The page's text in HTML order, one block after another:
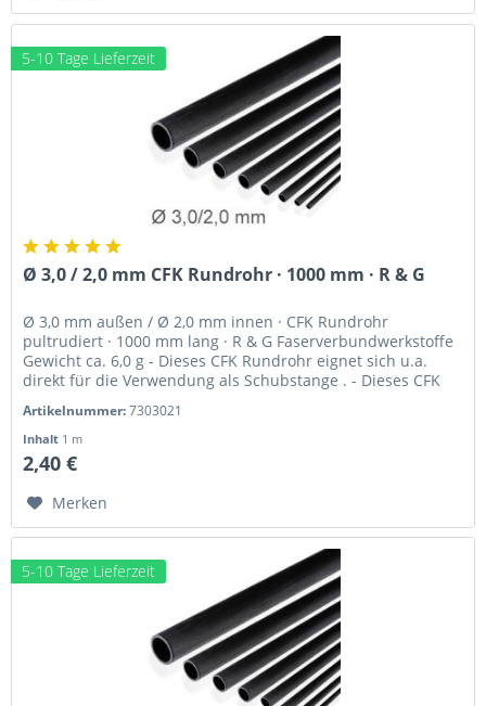
5-10 Tage Lieferzeit
Ø 3,0 / 2,0 mm CFK Rundrohr · 1000 mm · R & G
Ø 3,0 mm außen / Ø 2,0 mm innen · CFK Rundrohr
pultrudiert · 1000 mm lang · R & G Faserverbundwerkstoffe
Gewicht ca. 6,0 g - Dieses CFK Rundrohr eignet sich u.a.
direkt für die Verwendung als Schubstange . - Dieses CFK
Artikelnummer:7303021
Inhalt 1 m
2,40 €
Merken
5-10 Tage Lieferzeit